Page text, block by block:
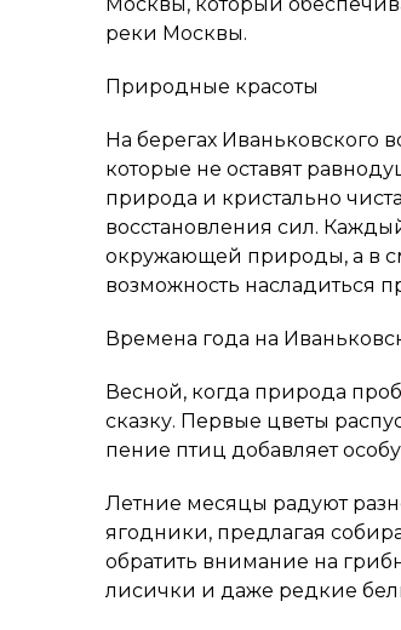
реки Москвы.
Природные красоты
На берегах
которые не оставят
природа и кристально
восстановления сил.
окружающей природы, а в
возможность насладиться
Времена года на
Весной, когда природа
сказку. Первые цветы
пение птиц добавляет
Летние месяцы радуют
ягодники, предлагая
обратить внимание на
лисички и даже редкие